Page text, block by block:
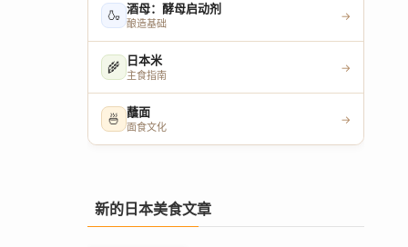
🍶 酒母：酵母启动剂
酿造基础
→
🌾 日本米
主食指南
→
🍜 蘸面
面食文化
→
新的日本美食文章